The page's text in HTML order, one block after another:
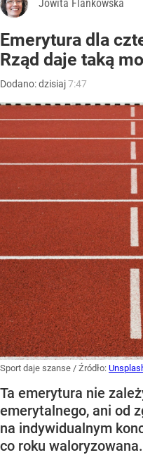
Jowita Flankowska
Emerytura dla
Rząd daje taką
Dodano:dzisiaj7:47
Sport daje szanse / Źródło:
Ta emerytura nie
emerytalnego, ani od
na indywidualnym
co roku waloryzowana.